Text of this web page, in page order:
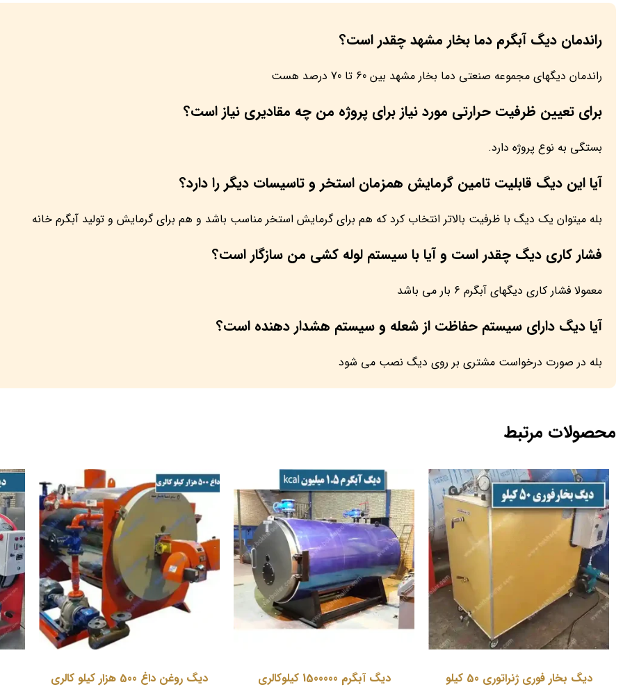
راندمان دیگ آبگرم دما بخار مشهد چقدر است؟
راندمان دیگهای مجموعه صنعتی دما بخار مشهد بین 60 تا 70 درصد هست
برای تعیین ظرفیت حرارتی مورد نیاز برای پروژه من چه مقادیری نیاز است؟
بستگی به نوع پروژه دارد.
آیا این دیگ قابلیت تامین گرمایش همزمان استخر و تاسیسات دیگر را دارد؟
بله میتوان یک دیگ با ظرفیت بالاتر انتخاب کرد که هم برای گرمایش استخر مناسب باشد و هم برای گرمایش و تولید آبگرم خانه
فشار کاری دیگ چقدر است و آیا با سیستم لوله کشی من سازگار است؟
معمولا فشار کاری دیگهای آبگرم 6 بار می باشد
آیا دیگ دارای سیستم حفاظت از شعله و سیستم هشدار دهنده است؟
بله در صورت درخواست مشتری بر روی دیگ نصب می شود
محصولات مرتبط
دیگ بخار فوری ژنراتوری 50 کیلو دیگ آبگرم 1500000 کیلوکالری دیگ روغن داغ 500 هزار کیلو کالری